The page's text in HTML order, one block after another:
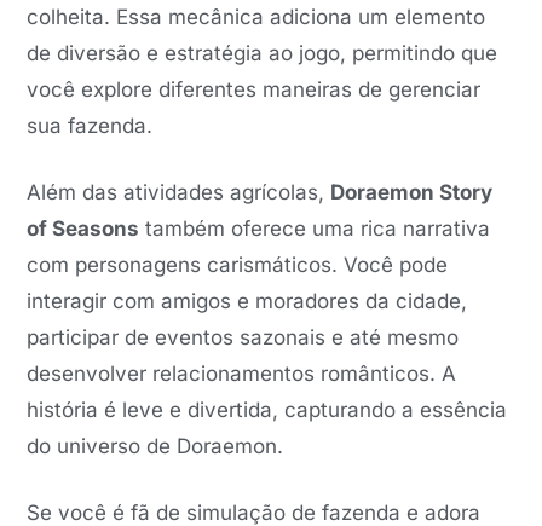
colheita. Essa mecânica adiciona um elemento
de diversão e estratégia ao jogo, permitindo que
você explore diferentes maneiras de gerenciar
sua fazenda.
Além das atividades agrícolas, Doraemon Story
of Seasons também oferece uma rica narrativa
com personagens carismáticos. Você pode
interagir com amigos e moradores da cidade,
participar de eventos sazonais e até mesmo
desenvolver relacionamentos românticos. A
história é leve e divertida, capturando a essência
do universo de Doraemon.
Se você é fã de simulação de fazenda e adora